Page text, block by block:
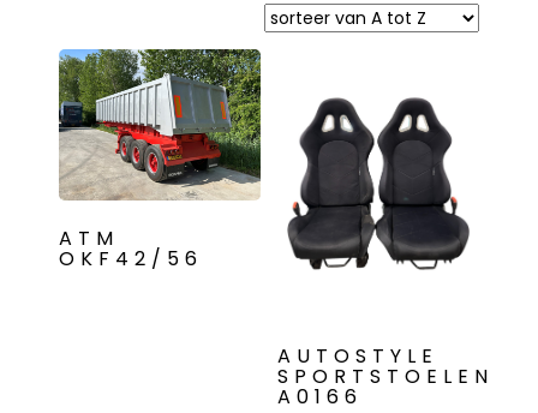
ATM
OKF42/56
AUTOSTYLE
SPORTSTOELEN
A0166